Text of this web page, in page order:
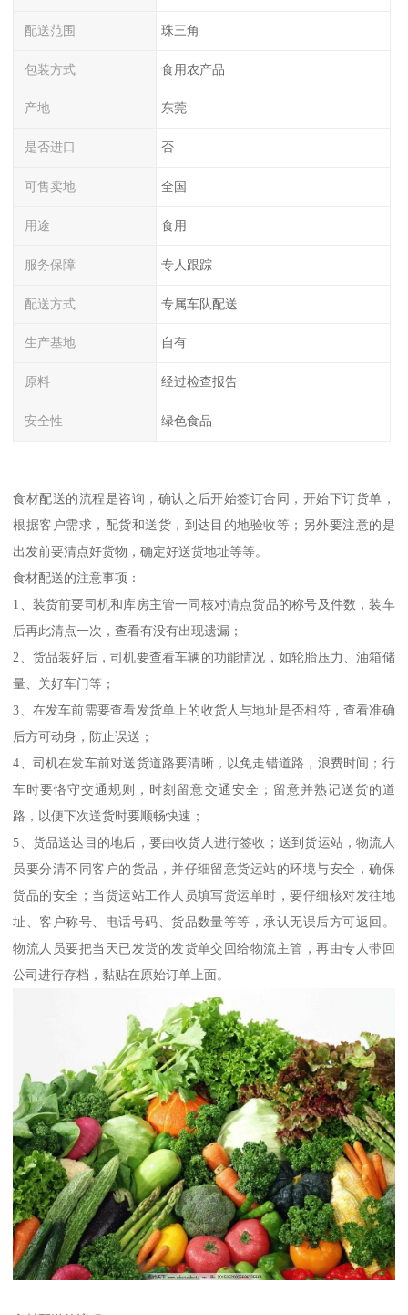
配送范围 珠三角
包装方式 食用农产品
产地 东莞
是否进口 否
可售卖地 全国
用途 食用
服务保障 专人跟踪
配送方式 专属车队配送
生产基地 自有
原料 经过检查报告
安全性 绿色食品
食材配送的流程是咨询，确认之后开始签订合同，开始下订货单，
根据客户需求，配货和送货，到达目的地验收等；另外要注意的是
出发前要清点好货物，确定好送货地址等等。
食材配送的注意事项：
1、装货前要司机和库房主管一同核对清点货品的称号及件数，装车
后再此清点一次，查看有没有出现遗漏；
2、货品装好后，司机要查看车辆的功能情况，如轮胎压力、油箱储
量、关好车门等；
3、在发车前需要查看发货单上的收货人与地址是否相符，查看准确
后方可动身，防止误送；
4、司机在发车前对送货道路要清晰，以免走错道路，浪费时间；行
车时要恪守交通规则，时刻留意交通安全；留意并熟记送货的道
路，以便下次送货时要顺畅快速；
5、货品送达目的地后，要由收货人进行签收；送到货运站，物流人
员要分清不同客户的货品，并仔细留意货运站的环境与安全，确保
货品的安全；当货运站工作人员填写货运单时，要仔细核对发往地
址、客户称号、电话号码、货品数量等等，承认无误后方可返回。
物流人员要把当天已发货的发货单交回给物流主管，再由专人带回
公司进行存档，黏贴在原始订单上面。